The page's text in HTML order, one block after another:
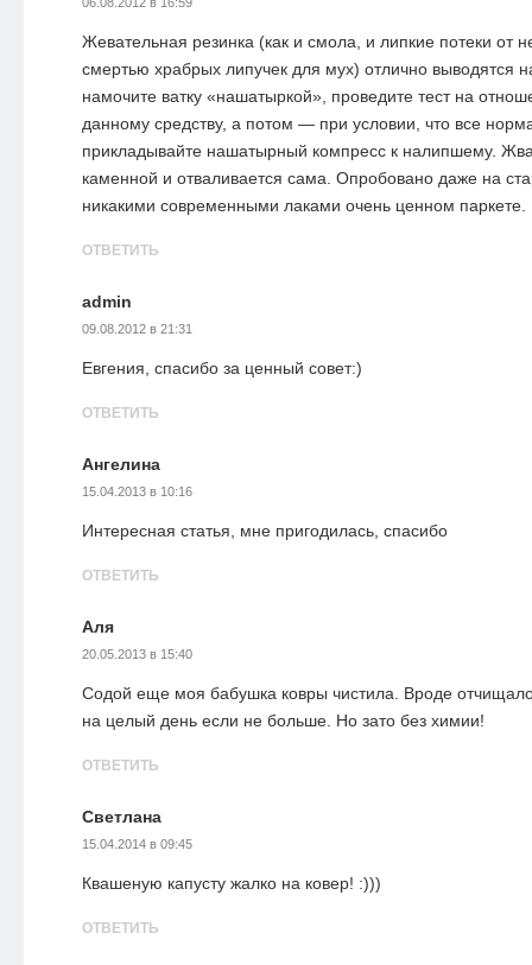
Жевательная резинка (как и смола, и липкие потеки от
смертью храбрых липучек для мух) отлично выводятся
намочите ватку «нашатыркой», проведите тест на
данному средству, а потом — при условии, что все
прикладывайте нашатырный компресс к налипшему.
каменной и отваливается сама. Опробовано даже на
никакими современными лаками очень ценном паркете.
ОТВЕТИТЬ
admin
09.08.2012 в 21:31
Евгения, спасибо за ценный совет:)
ОТВЕТИТЬ
Ангелина
15.04.2013 в 10:16
Интересная статья, мне пригодилась, спасибо
ОТВЕТИТЬ
Аля
20.05.2013 в 15:40
Содой еще моя бабушка ковры чистила. Вроде
на целый день если не больше. Но зато без химии!
ОТВЕТИТЬ
Светлана
15.04.2014 в 09:45
Квашеную капусту жалко на ковер! :)))
ОТВЕТИТЬ